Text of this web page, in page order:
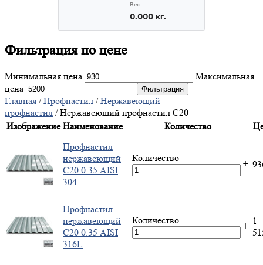
Фильтрацияпо цене
Минимальная цена
Максимальная
цена
Фильтрация
Главная /Профнастил /Нержавеющий
профнастил / Нержавеющий профнастил С20
Изображение Наименование Количество
Профнастил
нержавеющий
С20 0.35 AISI
304
-
Количество
+
Профнастил
нержавеющий
С20 0.35 AISI
316L
-
Количество
+ 1